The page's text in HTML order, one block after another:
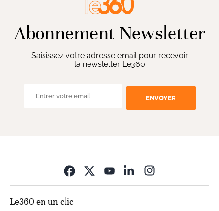
Abonnement Newsletter
Saisissez votre adresse email pour recevoir
la newsletter Le360
ENVOYER
Le360 en un clic